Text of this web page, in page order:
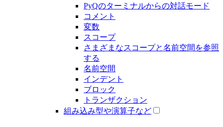
PyQのターミナルからの対話モード
コメント
変数
スコープ
さまざまなスコープと名前空間を参照
する
名前空間
インデント
ブロック
トランザクション
組み込み型や演算子など